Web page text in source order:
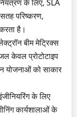
के लिए, SLA
परिष्करण,
है।
बीम मेट्रिक्स
केवल प्रोटोटाइप
योजनाओं को साकार
के लिए
कार्यशालाओं के